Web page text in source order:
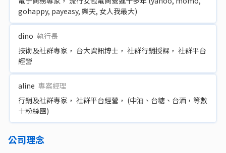
gohappy, payeasy, 樂天, 女人我最大)
dino 執行長
技術及社群專家， 台大資訊博士， 社群行銷授課， 社群平台
經營
aline 專案經理
行銷及社群專家， 社群平台經營， (中油、台糖、台酒，等數
十粉絲團)
公司理念